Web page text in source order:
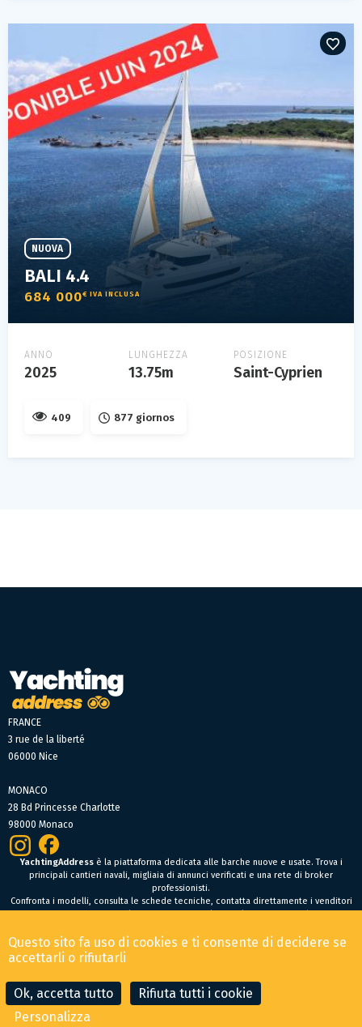
BALI 4.4
684 000€ IVA INCLUSA
NUOVA
ANNO
2025
LUNGHEZZA
13.75m
POSIZIONE
Saint-Cyprien
409 877 giornos
CONTATTA IL BROKER
FRANCE
3 rue de la liberté
06000 Nice
MONACO
28 Bd Princesse Charlotte
98000 Monaco
YachtingAddressè la piattaforma dedicata alle barche nuove e usate. Trova i
principali cantieri navali, migliaia di annunci verificati e una rete di broker
professionisti.
Confronta i modelli, consulta le schede tecniche, contatta direttamente i venditori
oppure fai un’offerta online per trovare facilmente la tua prossima barca.
Condizioni Generali di Vendita-Menzioni legali
© 2026 YachtingAddress.com
Questo sito fa uso di cookies e ti consente di decidere se
accettarli o rifiutarli
Ok, accetta tutto
Rifiuta tutti i cookie
Personalizza